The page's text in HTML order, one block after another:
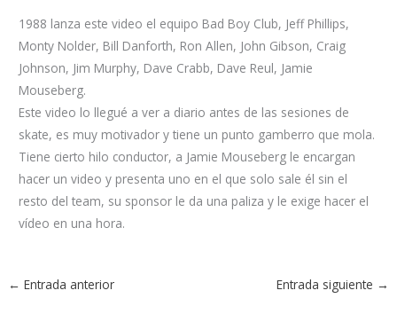
1988 lanza este video el equipo Bad Boy Club, Jeff Phillips,
Monty Nolder, Bill Danforth, Ron Allen, John Gibson, Craig
Johnson, Jim Murphy, Dave Crabb, Dave Reul, Jamie
Mouseberg.
Este video lo llegué a ver a diario antes de las sesiones de
skate, es muy motivador y tiene un punto gamberro que mola.
Tiene cierto hilo conductor, a Jamie Mouseberg le encargan
hacer un video y presenta uno en el que solo sale él sin el
resto del team, su sponsor le da una paliza y le exige hacer el
vídeo en una hora.
← Entrada anterior Entrada siguiente →